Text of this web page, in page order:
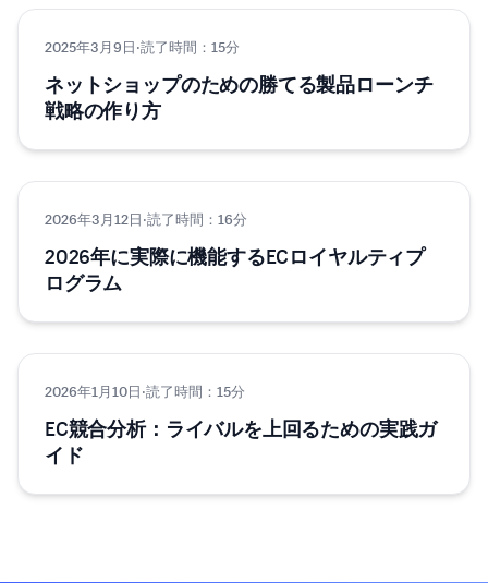
グロース
2025年3月9日·読了時間：15分
ネットショップのための勝てる製品ローンチ
戦略の作り方
グロース
2026年3月12日·読了時間：16分
2026年に実際に機能するECロイヤルティプ
ログラム
グロース
2026年1月10日·読了時間：15分
EC競合分析：ライバルを上回るための実践ガ
イド